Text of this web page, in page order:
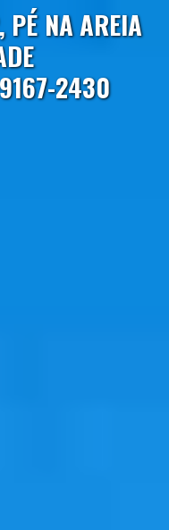
PÉ NA AREIA
2430